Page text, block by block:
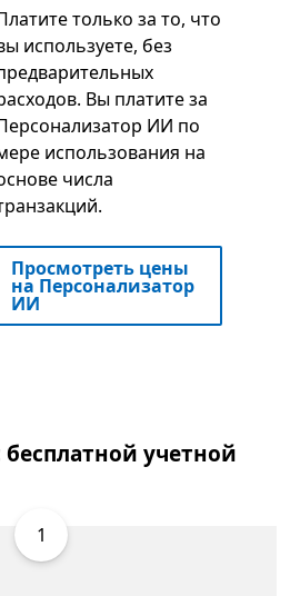
только за то, что
используете, без
Вы платите за
ИИ по
использования на
числа
Просмотреть цены
на Персонализатор
ИИ
учетной
1